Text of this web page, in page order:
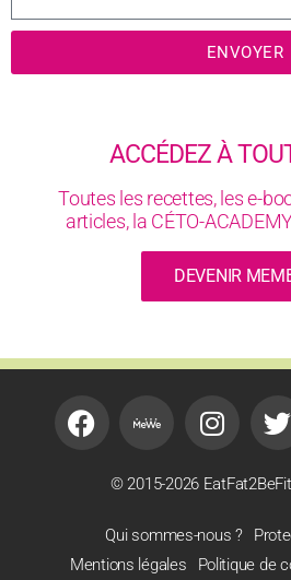
ENVOYER
ACCÉDEZ À
Toutes les recettes, les e-
articles, la CÉTO-
DEVENIR
© 2015-2026
Qui sommes-nous ?
Mentions légales
Politique de